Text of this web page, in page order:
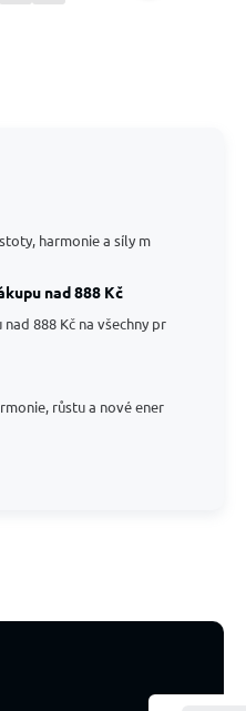
harmonie a síly m
nad 888 Kč
888 Kč na všechny pr
růstu a nové ener